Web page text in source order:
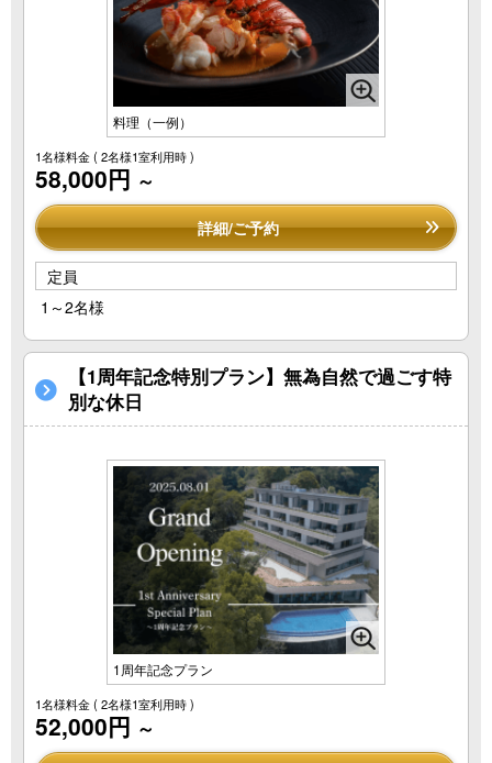
料理（一例）
1名様料金( 2名様1室利用時 )
58,000円 ～
詳細/ご予約
定員
1～2名様
【1周年記念特別プラン】無為自然で過ごす特
別な休日
1周年記念プラン
1名様料金( 2名様1室利用時 )
52,000円 ～